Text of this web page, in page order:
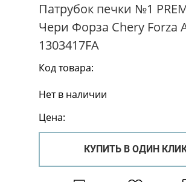
Патрубок печки №1
Чери Форза Chery Forza
1303417FA
Код товара:
Нет в наличии
Цена:
КУПИТЬ В ОДИН